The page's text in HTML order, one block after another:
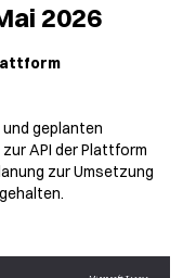
2026
geplanten
API der Plattform
zur Umsetzung